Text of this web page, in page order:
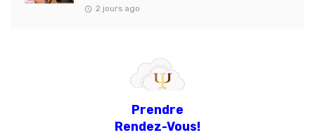
2 jours ago
Prendre
Rendez-Vous!